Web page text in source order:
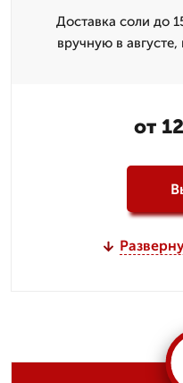
Доставка соли до
вручную в
от